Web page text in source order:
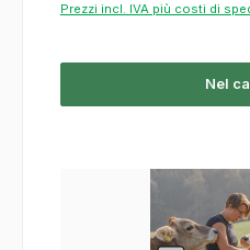
Prezzi incl. IVA più costi di
Nel